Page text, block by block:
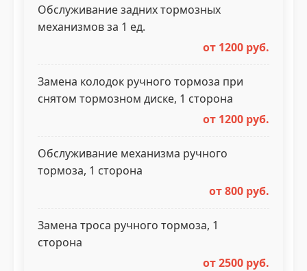
Обслуживание задних тормозных
механизмов за 1 ед.
от 1200 руб.
Замена колодок ручного тормоза при
снятом тормозном диске, 1 сторона
от 1200 руб.
Обслуживание механизма ручного
тормоза, 1 сторона
от 800 руб.
Замена троса ручного тормоза, 1
сторона
от 2500 руб.